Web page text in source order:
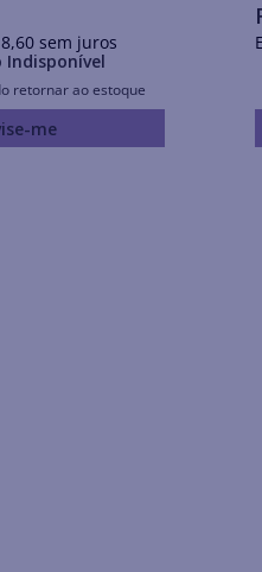
,60sem juros
Indisponível
retornar ao estoque
me